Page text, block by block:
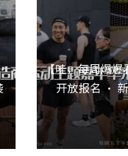
【哇，每周爆
开放报名 ·